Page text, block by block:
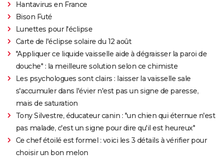
Yorgos Lanthimos
May December
The Truman Show
Breakfast Club : synopsis, casting, streaming, avis...
Big Fish
Lost in Translation : synopsis, casting, bande-
annonce, streaming, avis...
Juno
Rémi sans famille : bande-annonce et date de sortie
du film
Hantavirus en France
Bison Futé
Lunettes pour l'éclipse
Carte de l'éclipse solaire du 12 août
"Appliquer ce liquide vaisselle aide à dégraisser la paroi de
douche" : la meilleure solution selon ce chimiste
Les psychologues sont clairs : laisser la vaisselle sale
s'accumuler dans l'évier n'est pas un signe de paresse,
mais de saturation
Tony Silvestre, éducateur canin : "un chien qui éternue n'est
pas malade, c'est un signe pour dire qu'il est heureux"
Ce chef étoilé est formel : voici les 3 détails à vérifier pour
choisir un bon melon